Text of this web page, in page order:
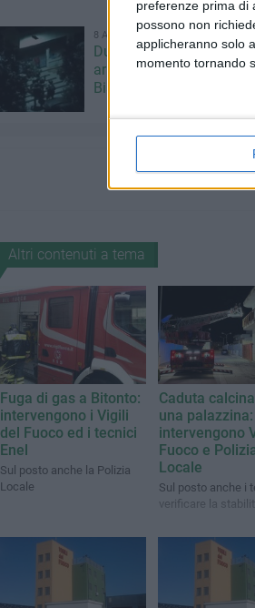
preferenze prima di
possono non
applicheranno solo
momento tornando
8 AGOSTO 2026
Due latitanti del clan
arrestati in un casolare a
Bisceglie
Altri contenuti a tema
Fuga di gas a Bitonto:
intervengono i Vigili
del Fuoco ed i tecnici
Enel
Sul posto anche la Polizia
Locale
Caduta
una palazzina:
intervengono
Fuoco e
Locale
Sul posto anche i
verificare la